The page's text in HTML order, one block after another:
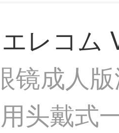
エレコム
镜成人
头戴式